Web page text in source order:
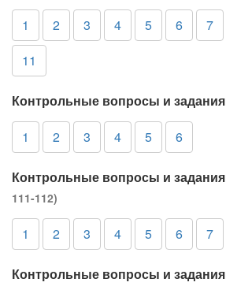
1 2 3 4 5 6 7
11
Контрольные вопросы и задания
1 2 3 4 5 6
Контрольные вопросы и задания
111-112)
1 2 3 4 5 6 7
Контрольные вопросы и задания